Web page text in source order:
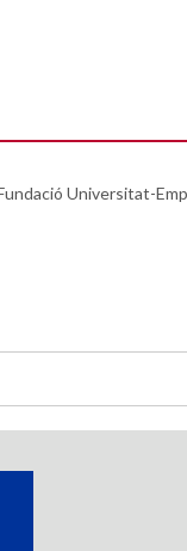
Universitat-